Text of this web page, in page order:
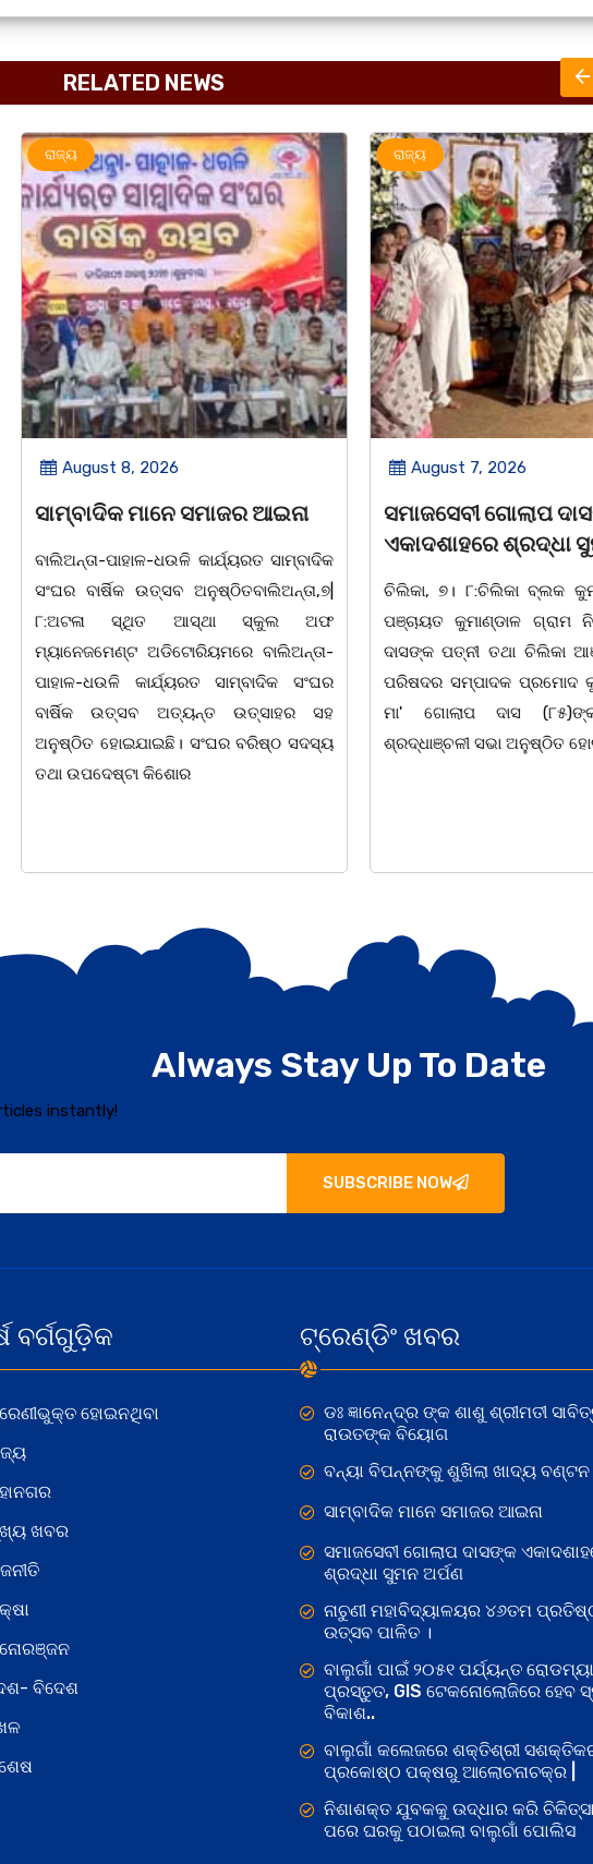
RELATED NEWS
ରାଜ୍ୟ
August 8, 2026
ସାମ୍ବାଦିକ ମାନେ ସମାଜର ଆଇନା
ବାଲିଅନ୍ତା-ପାହାଳ-ଧଉଳି କାର୍ଯ୍ୟରତ ସାମ୍ବାଦିକ
ସଂଘର ବାର୍ଷିକ ଉତ୍ସବ ଅନୁଷ୍ଠିତବାଲିଅନ୍ତା,୭|
୮:ଅଟଳା ସ୍ଥିତ ଆସ୍ଥା ସ୍କୁଲ ଅଫ
ମ୍ୟାନେଜମେଣ୍ଟ ଅଡିଟୋରିୟମରେ ବାଲିଅନ୍ତା-
ପାହାଳ-ଧଉଳି କାର୍ଯ୍ୟରତ ସାମ୍ବାଦିକ ସଂଘର
ବାର୍ଷିକ ଉତ୍ସବ ଅତ୍ୟନ୍ତ ଉତ୍ସାହର ସହ
ଅନୁଷ୍ଠିତ ହୋଇଯାଇଛି। ସଂଘର ବରିଷ୍ଠ ସଦସ୍ୟ
ତଥା ଉପଦେଷ୍ଟା କିଶୋର
ରାଜ୍ୟ
August 7, 2026
ସମାଜସେବୀ ଗୋଲାପ ଦାସଙ୍କ
ଏକାଦଶାହରେ ଶ୍ରଦ୍ଧା ସୁମନ
ଚିଲିକା, ୭। ୮:ଚିଲିକା ବ୍ଲକ
ପଞ୍ଚାୟତ କୁମାଣ୍ଡାଳ ଗ୍ରାମ ନିବାସୀ
ଦାସଙ୍କ ପତ୍ନୀ ତଥା ଚିଲିକା
ପରିଷଦର ସମ୍ପାଦକ ପ୍ରମୋଦ କୁମାର
ମା' ଗୋଲାପ ଦାସ (୮୫)ଙ୍କ
ଶ୍ରଦ୍ଧାଞ୍ଚଳୀ ସଭା ଅନୁଷ୍ଠିତ ହୋଇଥିଲା
Always Stay Up To Date
instantly!
SUBSCRIBE NOW
ବର୍ଗଗୁଡ଼ିକ
ହୋଇନଥିବା
ଖବର
ବିଦେଶ
ଟ୍ରେଣ୍ଡିଂ ଖବର
ଡଃ ଜ୍ଞାନେନ୍ଦ୍ର ଙ୍କ ଶାଶୁ ଶ୍ରୀମତୀ
ରାଉତଙ୍କ ବିୟୋଗ
ବନ୍ୟା ବିପନ୍ନଙ୍କୁ ଶୁଖିଲା ଖାଦ୍ୟ ବଣ୍ଟନ
ସାମ୍ବାଦିକ ମାନେ ସମାଜର ଆଇନା
ସମାଜସେବୀ ଗୋଲାପ ଦାସଙ୍କ
ଶ୍ରଦ୍ଧା ସୁମନ ଅର୍ପଣ
ନାଚୁଣୀ ମହାବିଦ୍ୟାଳୟର ୪୬ତମ
ଉତ୍ସବ ପାଳିତ ।
ବାଲୁଗାଁ ପାଇଁ ୨୦୫୧ ପର୍ଯ୍ୟନ୍ତ
ପ୍ରସ୍ତୁତ, GIS ଟେକନୋଲୋଜିରେ ହେବ
ବିକାଶ..
ବାଲୁଗାଁ କଲେଜରେ ଶକ୍ତିଶ୍ରୀ
ପ୍ରକୋଷ୍ଠ ପକ୍ଷରୁ ଆଲୋଚନାଚକ୍ର |
ନିଶାଶକ୍ତ ଯୁବକକୁ ଉଦ୍ଧାର କରି ଚିକିତ୍ସା
ପରେ ଘରକୁ ପଠାଇଲା ବାଲୁଗାଁ ପୋଲିସ